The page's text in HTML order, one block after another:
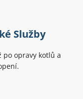
Služby
po opravy kotlů a